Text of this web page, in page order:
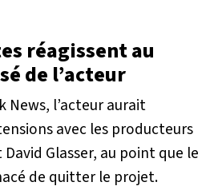
réagissent au
de l’acteur
News, l’acteur aurait
avec les producteurs
Glasser, au point que le
de quitter le projet.